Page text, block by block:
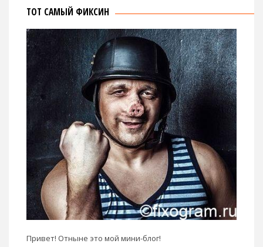
ТОТ САМЫЙ ФИКСИН
Привет! Отныне это мой мини-блог!